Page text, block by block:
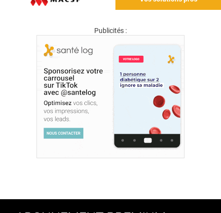
Publicités :